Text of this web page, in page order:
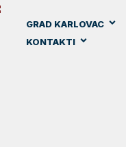
GRAD KARLOVAC
KONTAKTI